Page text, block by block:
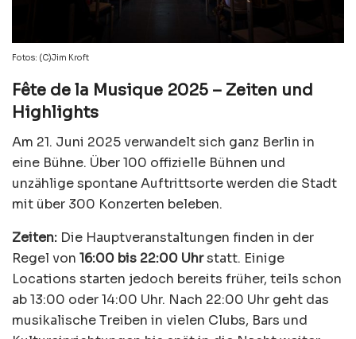
Fotos: (C)Jim Kroft
Fête de la Musique 2025 – Zeiten und
Highlights
Am 21. Juni 2025 verwandelt sich ganz Berlin in
eine Bühne. Über 100 offizielle Bühnen und
unzählige spontane Auftrittsorte werden die Stadt
mit über 300 Konzerten beleben.
Zeiten: Die Hauptveranstaltungen finden in der
Regel von 16:00 bis 22:00 Uhrstatt. Einige
Locations starten jedoch bereits früher, teils schon
ab 13:00 oder 14:00 Uhr. Nach 22:00 Uhr geht das
musikalische Treiben in vielen Clubs, Bars und